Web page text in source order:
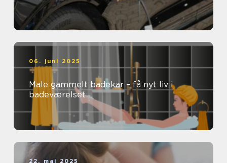
06. juni 2025
Male gammelt badekar – få nyt liv i
badeværelset
22. maj 2025